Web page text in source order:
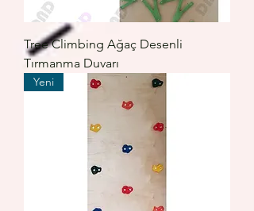
Tree Climbing Ağaç Desenli
Tırmanma Duvarı
Yeni